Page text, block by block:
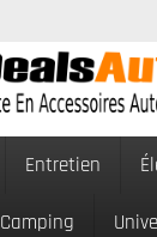
Entretien
Camping